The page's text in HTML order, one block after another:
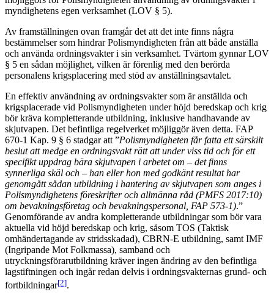
myndighetens egen verksamhet (LOV § 5).
Av framställningen ovan framgår det att det inte finns några
bestämmelser som hindrar Polismyndigheten från att både anställa
och använda ordningsvakter i sin verksamhet. Tvärtom gynnar LOV
§ 5 en sådan möjlighet, vilken är förenlig med den berörda
personalens krigsplacering med stöd av anställningsavtalet.
En effektiv användning av ordningsvakter som är anställda och
krigsplacerade vid Polismyndigheten under höjd beredskap och krig
bör kräva kompletterande utbildning, inklusive handhavande av
skjutvapen. Det befintliga regelverket möjliggör även detta. FAP
670-1 Kap. 9 § 6 stadgar att ”Polismyndigheten får fatta ett särskilt
beslut att medge en ordningsvakt rätt att under viss tid och för ett
specifikt uppdrag bära skjutvapen i arbetet om – det finns
synnerliga skäl och – han eller hon med godkänt resultat har
genomgått sådan utbildning i hantering av skjutvapen som anges i
Polismyndighetens föreskrifter och allmänna råd (PMFS 2017:10)
om bevakningsföretag och bevakningspersonal, FAP 573-1).”
Genomförande av andra kompletterande utbildningar som bör vara
aktuella vid höjd beredskap och krig, såsom TOS (Taktisk
omhändertagande av stridsskadad), CBRN-E utbildning, samt IMF
(Ingripande Mot Folkmassa), samband och
utryckningsförarutbildning kräver ingen ändring av den befintliga
lagstiftningen och ingår redan delvis i ordningsvakternas grund- och
fortbildningar[2].